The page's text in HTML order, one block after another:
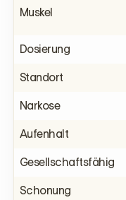
Muskel
Dosierung
Standort
Narkose
Aufenhalt
Gesellschaftsfähig
Schonung